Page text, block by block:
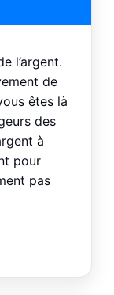
l’argent.
de
êtes là
des
à
pour
pas